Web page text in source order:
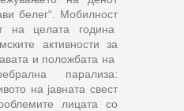
белег“. Мобилност
на целата година
активности за
и положбата на
парализа:
на јавната свест
лицата со